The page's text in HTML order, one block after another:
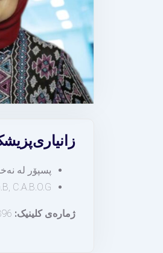
زانیاری
پسپۆر لە
C.A.B.O.G
ژمارەی کلینیک: